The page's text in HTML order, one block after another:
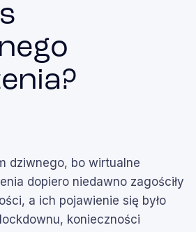
dziwnego, bo wirtualne
dopiero niedawno zagościły
a ich pojawienie się było
konieczności